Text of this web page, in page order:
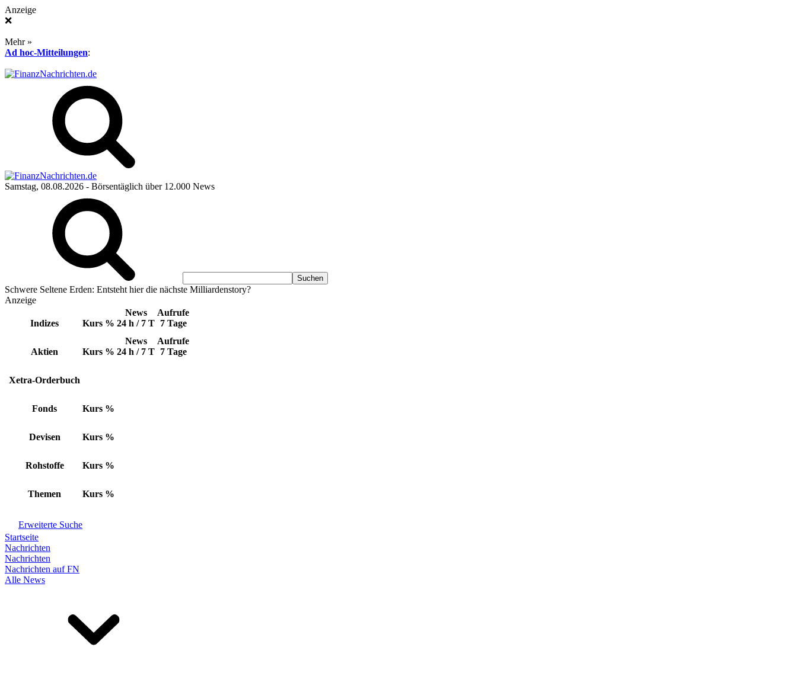
Anzeige
❌
Mehr »
Ad hoc-Mitteilungen:
Samstag, 08.08.2026 - Börsentäglich über 12.000 News
Schwere Seltene Erden: Entsteht hier die nächste Milliardenstory?
Anzeige
Indizes Kurs %
News
24 h / 7 T
Aufrufe
7 Tage
Aktien Kurs %
News
24 h / 7 T
Aufrufe
7 Tage
Xetra-Orderbuch
Fonds Kurs %
Devisen Kurs %
Rohstoffe Kurs %
Themen Kurs %
Erweiterte Suche
Startseite
Nachrichten
Nachrichten
Nachrichten auf FN
Alle News